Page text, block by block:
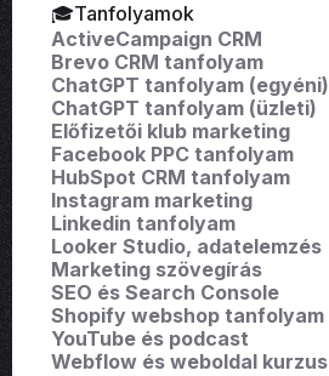
🎓Tanfolyamok
ActiveCampaign CRM
Brevo CRM tanfolyam
ChatGPT tanfolyam (egyéni)
ChatGPT tanfolyam (üzleti)
Előfizetői klub marketing
Facebook PPC tanfolyam
HubSpot CRM tanfolyam
Instagram marketing
Linkedin tanfolyam
Looker Studio, adatelemzés
Marketing szövegírás
SEO és Search Console
Shopify webshop tanfolyam
YouTube és podcast
Webflow és weboldal kurzus